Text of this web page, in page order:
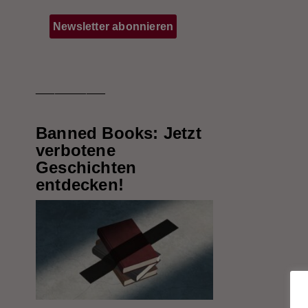
Banned Books: Jetzt
verbotene
Geschichten
entdecken!